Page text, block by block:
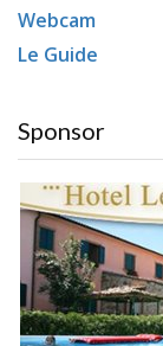
Webcam
Le Guide
Sponsor